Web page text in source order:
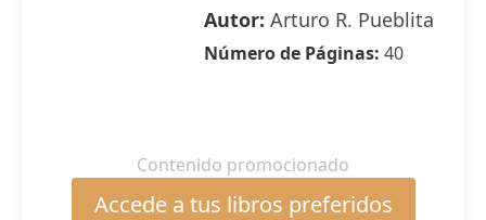
Autor: Arturo R. Pueblita
Número de Páginas: 40
Contenido promocionado
Accede a tus libros preferidos